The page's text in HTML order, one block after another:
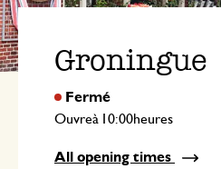
Groningue
Ouvreà heures
All opening times